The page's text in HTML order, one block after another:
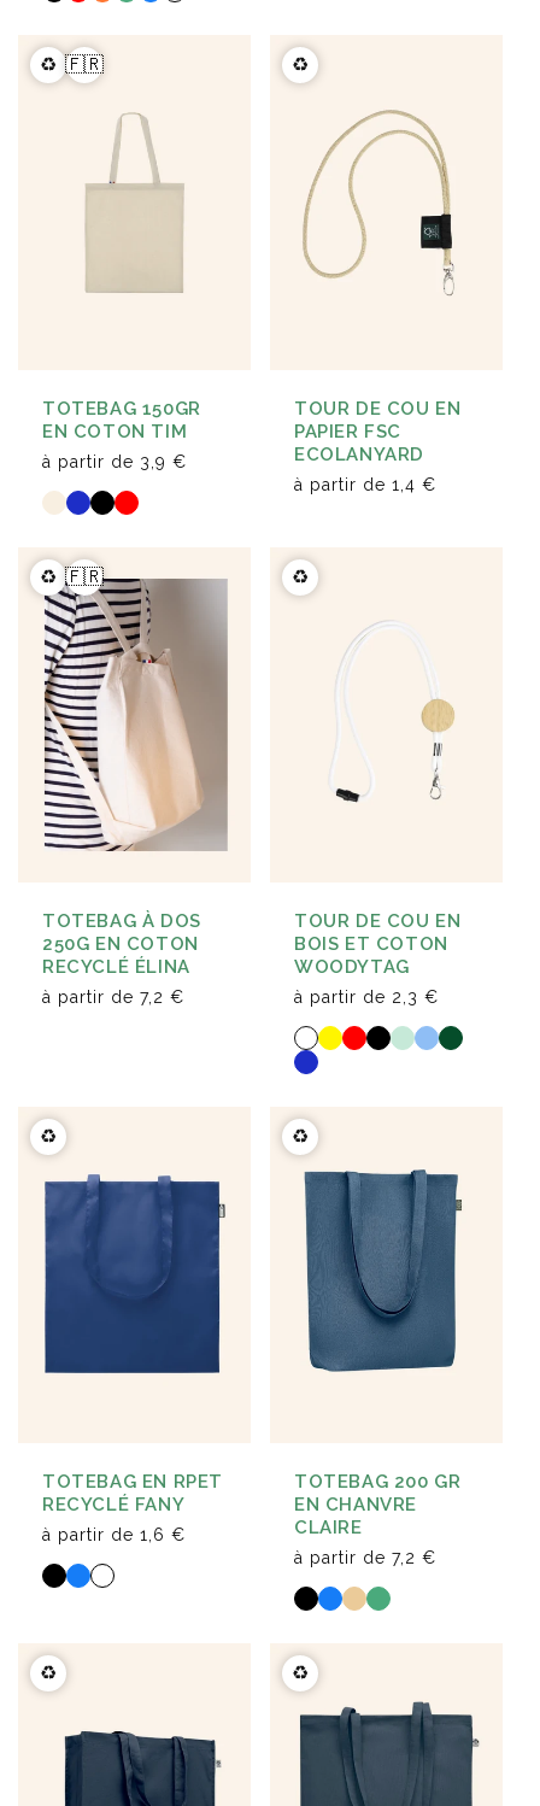
♻️ 🇫🇷
TOTEBAG 150GR
EN COTON TIM
à partir de 3,9 €
♻️
TOUR DE COU EN
PAPIER FSC
ECOLANYARD
à partir de 1,4 €
♻️ 🇫🇷
TOTEBAG À DOS
250G EN COTON
RECYCLÉ ÉLINA
à partir de 7,2 €
♻️
TOUR DE COU EN
BOIS ET COTON
WOODYTAG
à partir de 2,3 €
♻️
TOTEBAG EN RPET
RECYCLÉ FANY
à partir de 1,6 €
♻️
TOTEBAG 200 GR
EN CHANVRE
CLAIRE
à partir de 7,2 €
♻️ ♻️